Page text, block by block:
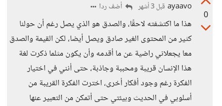
0
ayaavo قبل 3 أشهر أضف ردا
هذا ما اكتشفته لاحقًا، والصدق هو الذي يصل رغم أن حولنا
كثير من المحتوى الغير صادق ويصل أيضا، لكن القيمة والصدق
معا يجعلاني راضية عن ما أقدمه وأن يكون مثلما ذكرت لغة
هذا الإنسان قريبة ومحببة وجاذبة، حتى أنني في اختيار
الفكرة رغم وجود أفكار أخرى، اخترت الفكرة القريبة من
أسلوبي في الحديث وبيئتي حتى أتمكن من التعبير عنها